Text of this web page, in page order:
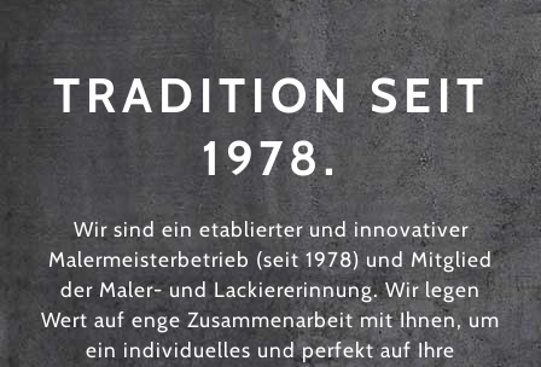
TRADITION SEIT
1978.
Wir sind ein etablierter und innovativer
Malermeisterbetrieb (seit 1978) und Mitglied
der Maler- und Lackiererinnung. Wir legen
Wert auf enge Zusammenarbeit mit Ihnen, um
ein individuelles und perfekt auf Ihre